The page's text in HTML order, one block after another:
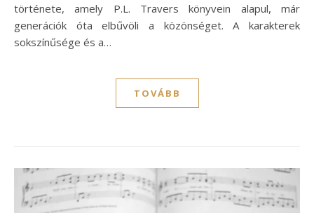
története, amely P.L. Travers könyvein alapul, már
generációk óta elbűvöli a közönséget. A karakterek
sokszínűsége és a…
TOVÁBB